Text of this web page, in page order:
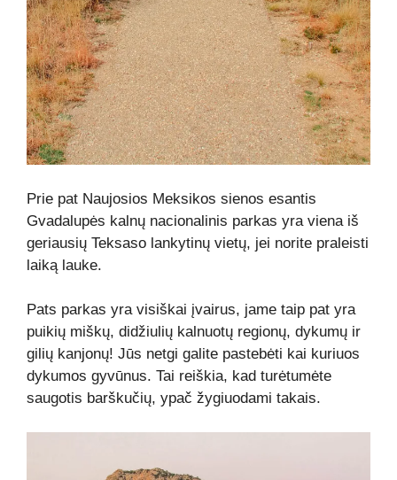
Prie pat Naujosios Meksikos sienos esantis
Gvadalupės kalnų nacionalinis parkas yra viena iš
geriausių Teksaso lankytinų vietų, jei norite praleisti
laiką lauke.
Pats parkas yra visiškai įvairus, jame taip pat yra
puikių miškų, didžiulių kalnuotų regionų, dykumų ir
gilių kanjonų! Jūs netgi galite pastebėti kai kuriuos
dykumos gyvūnus. Tai reiškia, kad turėtumėte
saugotis barškučių, ypač žygiuodami takais.